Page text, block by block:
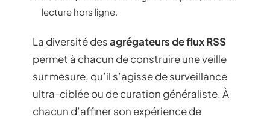
lecture hors ligne.
La diversité desagrégateurs de flux RSS
permet à chacun de construire une veille
sur mesure, qu’il s’agisse de surveillance
ultra-ciblée ou de curation généraliste. À
chacun d’affiner son expérience de